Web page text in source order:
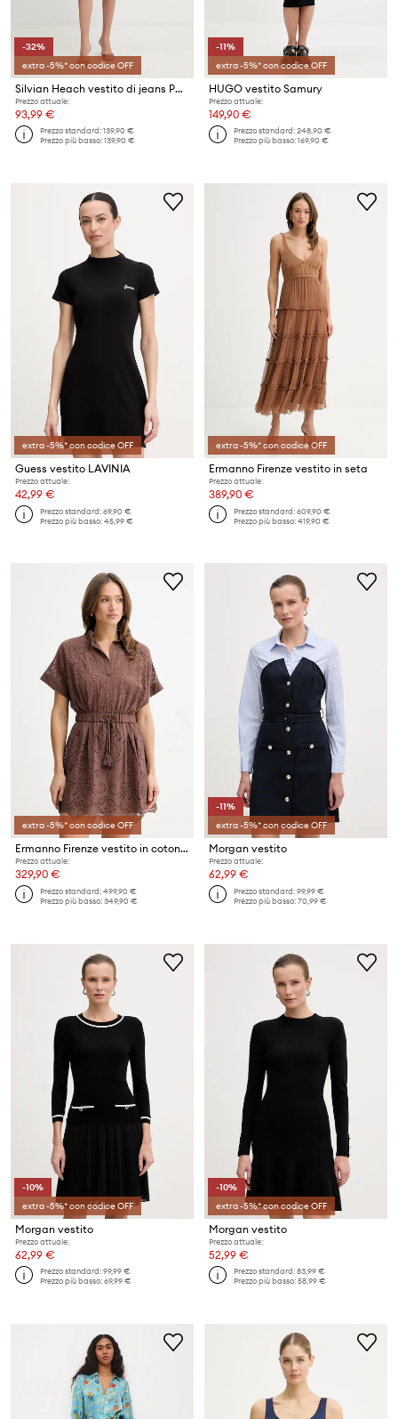
-32%
extra -5%* con codice OFF
Silvian Heach vestito di jeans PYTE
Prezzo attuale:
93,99 €
Prezzo standard:139,90 €
Prezzo più basso:139,90 €
-11%
extra -5%* con codice OFF
HUGO vestito Samury
Prezzo attuale:
149,90 €
Prezzo standard:248,90 €
Prezzo più basso:169,90 €
extra -5%* con codice OFF
Guess vestito LAVINIA
Prezzo attuale:
42,99 €
Prezzo standard:69,90 €
Prezzo più basso:45,99 €
extra -5%* con codice OFF
Ermanno Firenze vestito in seta
Prezzo attuale:
389,90 €
Prezzo standard:609,90 €
Prezzo più basso:419,90 €
extra -5%* con codice OFF
Ermanno Firenze vestito in cotone
Prezzo attuale:
329,90 €
Prezzo standard:499,90 €
Prezzo più basso:349,90 €
-11%
extra -5%* con codice OFF
Morgan vestito
Prezzo attuale:
62,99 €
Prezzo standard:99,99 €
Prezzo più basso:70,99 €
-10%
extra -5%* con codice OFF
Morgan vestito
Prezzo attuale:
62,99 €
Prezzo standard:99,99 €
Prezzo più basso:69,99 €
-10%
extra -5%* con codice OFF
Morgan vestito
Prezzo attuale:
52,99 €
Prezzo standard:83,99 €
Prezzo più basso:58,99 €